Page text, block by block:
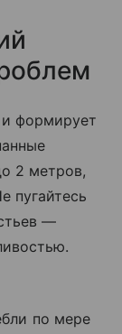
формирует
2 метров,
пугайтесь
—
по мере